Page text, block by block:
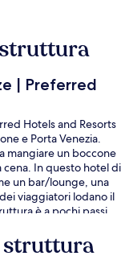
| Preferred
Hotels and Resorts
e Porta Venezia.
mangiare un boccone
cena. In questo hotel di
un bar/lounge, una
viaggiatori lodano il
è a pochi passi